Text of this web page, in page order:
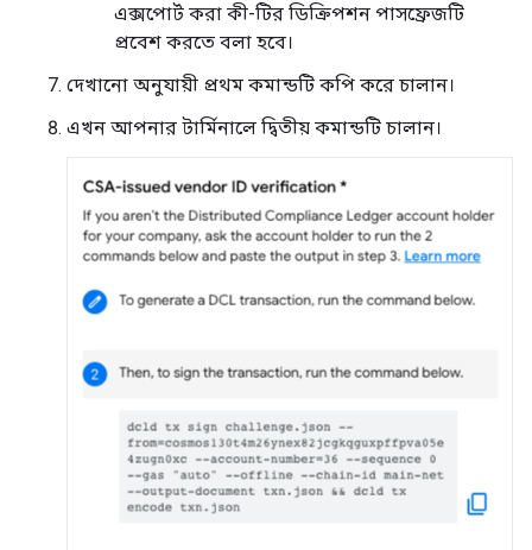
এক্সপোর্ট করা কী-টির ডিক্রিপশন পাসফ্রেজটি
প্রবেশ করতে বলা হবে।
দেখানো অনুযায়ী প্রথম কমান্ডটি কপি করে চালান।
এখন আপনার টার্মিনালে দ্বিতীয় কমান্ডটি চালান।